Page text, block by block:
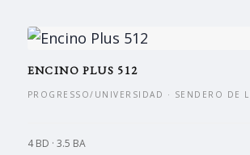
ENCINO PLUS 512
PROGRESSO/UNIVERSIDAD · SENDERO DE
4 BD · 3.5 BA